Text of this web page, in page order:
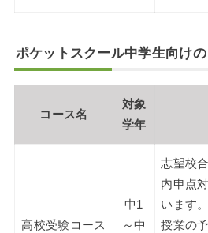
ポケットスクール中学生向け
コース名
対象
学年
高校受験コース
中1
～中
志望校
内申点
います
授業の